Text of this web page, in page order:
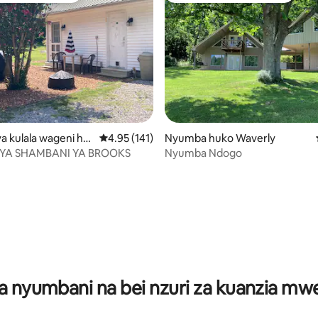
kulala wageni hu
Ukadiriaji wa wastani wa 4.95 kati ya 5,
4.95 (141)
SHAMBANI YA BROOKS
Nyumba huko Waverly
Nyumba Ndogo
nyumbani na bei nzuri za kuanzia